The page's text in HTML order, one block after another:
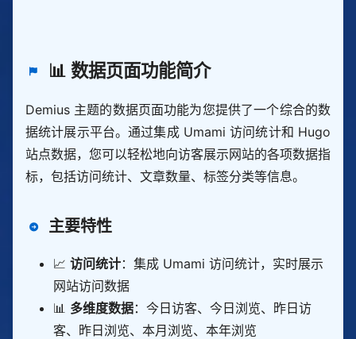
📊 数据页面功能简介
Demius 主题的数据页面功能为您提供了一个综合的数
据统计展示平台。通过集成 Umami 访问统计和 Hugo
站点数据，您可以轻松地向访客展示网站的各项数据指
标，包括访问统计、文章数量、标签分类等信息。
主要特性
📈访问统计：集成 Umami 访问统计，实时展示
网站访问数据
📊 多维度数据：今日访客、今日浏览、昨日访
客、昨日浏览、本月浏览、本年浏览